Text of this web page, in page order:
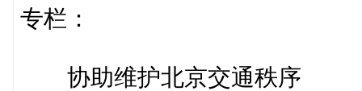
专栏：
协助维护北京交通秩序